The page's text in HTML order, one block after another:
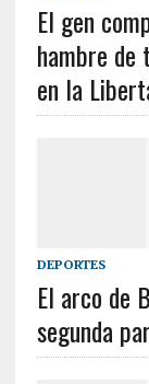
El gen
hambre
en la
DEPORTES
El arco de
segunda